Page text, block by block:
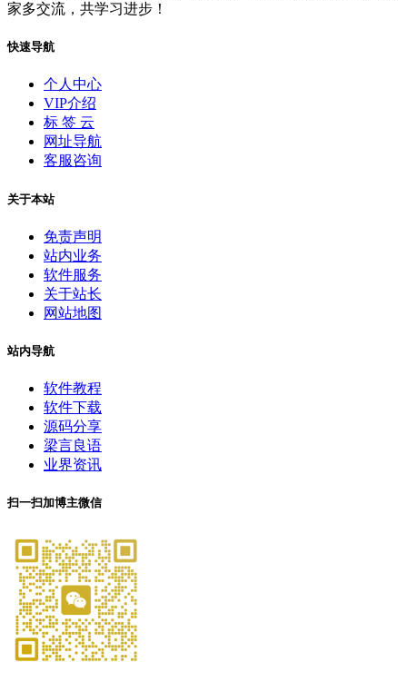
家多交流，共学习进步！
快速导航
个人中心
VIP介绍
标 签 云
网址导航
客服咨询
关于本站
免责声明
站内业务
软件服务
关于站长
网站地图
站内导航
软件教程
软件下载
源码分享
梁言良语
业界资讯
扫一扫加博主微信